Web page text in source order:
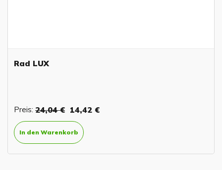
Rad LUX
Preis: 24,04 € 14,42 €
In den Warenkorb